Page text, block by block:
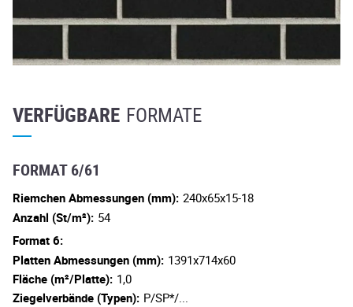
VERFÜGBARE FORMATE
FORMAT 6/61
Riemchen Abmessungen (mm): 240x65x15-18
Anzahl (St/m²): 54
Format 6:
Platten Abmessungen (mm): 1391x714x60
Fläche (m²/Platte): 1,0
Ziegelverbände (Typen): P/SP*/...